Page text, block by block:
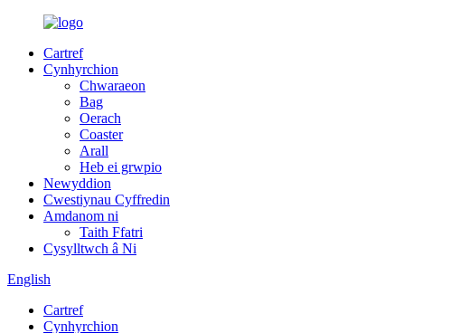
Cartref
Cynhyrchion
Chwaraeon
Bag
Oerach
Coaster
Arall
Heb ei grwpio
Newyddion
Cwestiynau Cyffredin
Amdanom ni
Taith Ffatri
Cysylltwch â Ni
English
Cartref
Cynhyrchion